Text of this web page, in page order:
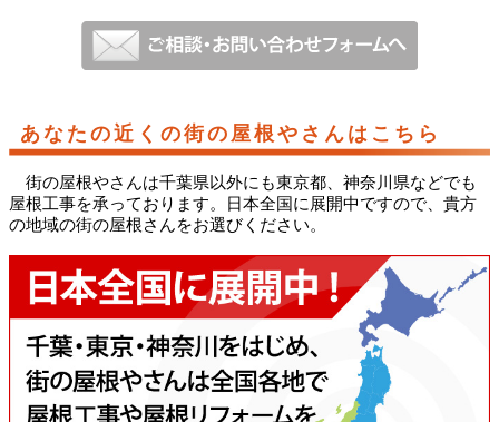
あなたの近くの街の屋根やさんはこちら
街の屋根やさんは千葉県以外にも東京都、神奈川県などでも
屋根工事を承っております。日本全国に展開中ですので、貴方
の地域の街の屋根さんをお選びください。